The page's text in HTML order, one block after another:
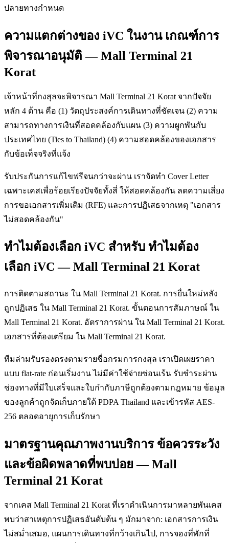
ปลายทางกำหนด
ความแตกต่างของ iVC ในงาน เกณฑ์การ
พิจารณาอนุมัติ — Mall Terminal 21
Korat
เจ้าหน้าที่กงสุลจะพิจารณา Mall Terminal 21 Korat จากปัจจัย
หลัก 4 ด้าน คือ (1) วัตถุประสงค์การเดินทางที่ชัดเจน (2) ความ
สามารถทางการเงินที่สอดคล้องกับแผน (3) ความผูกพันกับ
ประเทศไทย (Ties to Thailand) (4) ความสอดคล้องของเอกสาร
กับข้อเท็จจริงที่แจ้ง
รับประกันการแก้ไขฟรีจนกว่าจะผ่าน เราจัดทำ Cover Letter
เฉพาะเคสเพื่อร้อยเรียงปัจจัยทั้งสี่ ให้สอดคล้องกัน ลดความเสี่ยง
การขอเอกสารเพิ่มเติม (RFE) และการปฏิเสธจากเหตุ "เอกสาร
ไม่สอดคล้องกัน"
ทำไมต้องเลือก iVC สำหรับ ทำไมต้อง
เลือก iVC — Mall Terminal 21 Korat
การติดตามสถานะ ใน Mall Terminal 21 Korat. การยื่นใหม่หลัง
ถูกปฏิเสธ ใน Mall Terminal 21 Korat. ขั้นตอนการสัมภาษณ์ ใน
Mall Terminal 21 Korat. อัตราการผ่าน ใน Mall Terminal 21 Korat.
เอกสารที่ต้องเตรียม ใน Mall Terminal 21 Korat.
ทีมล่ามรับรองตรงตามรายชื่อกรมการกงสุล เราเปิดเผยราคา
แบบ flat-rate ก่อนเริ่มงาน ไม่มีค่าใช้จ่ายซ่อนเร้น รับชำระผ่าน
ช่องทางที่มีใบเสร็จและใบกำกับภาษีถูกต้องตามกฎหมาย ข้อมูล
ของลูกค้าถูกจัดเก็บภายใต้ PDPA Thailand และเข้ารหัส AES-
256 ตลอดอายุการเก็บรักษา
มาตรฐานคุณภาพงานบริการ ข้อควรระวัง
และข้อผิดพลาดที่พบบ่อย — Mall
Terminal 21 Korat
จากเคส Mall Terminal 21 Korat ที่เราดำเนินการมาหลายพันเคส
พบว่าสาเหตุการปฏิเสธอันดับต้น ๆ มักมาจาก: เอกสารการเงิน
ไม่สม่ำเสมอ, แผนการเดินทางที่กว้างเกินไป, การจองที่พักที่